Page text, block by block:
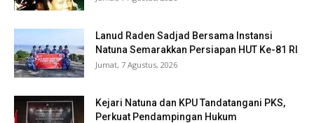
Lanud Raden Sadjad Bersama Instansi
Natuna Semarakkan Persiapan HUT Ke-81 RI
Jumat, 7 Agustus, 2026
Kejari Natuna dan KPU Tandatangani PKS,
Perkuat Pendampingan Hukum